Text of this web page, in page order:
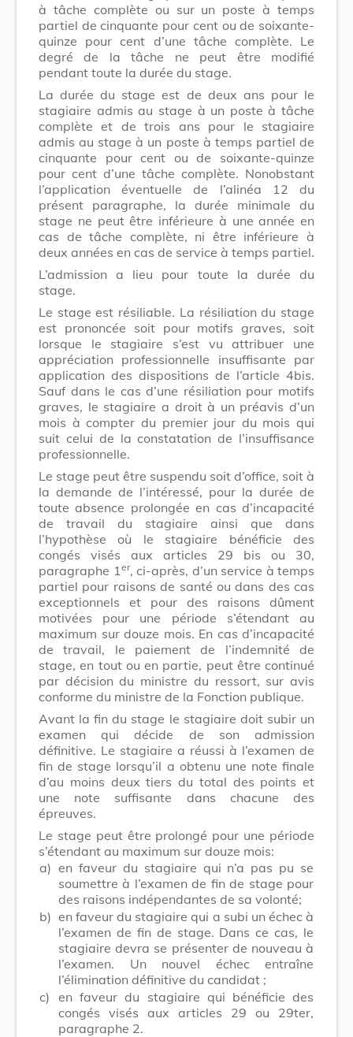
à tâche complète ou sur un poste à temps
partiel de cinquante pour cent ou de soixante-
quinze pour cent d’une tâche complète. Le
degré de la tâche ne peut être modifié
pendant toute la durée du stage.
La durée du stage est de deux ans pour le
stagiaire admis au stage à un poste à tâche
complète et de trois ans pour le stagiaire
admis au stage à un poste à temps partiel de
cinquante pour cent ou de soixante-quinze
pour cent d’une tâche complète. Nonobstant
l’application éventuelle de l’alinéa 12 du
présent paragraphe, la durée minimale du
stage ne peut être inférieure à une année en
cas de tâche complète, ni être inférieure à
deux années en cas de service à temps partiel.
L’admission a lieu pour toute la durée du
stage.
Le stage est résiliable. La résiliation du stage
est prononcée soit pour motifs graves, soit
lorsque le stagiaire s’est vu attribuer une
appréciation professionnelle insuffisante par
application des dispositions de l’article 4bis.
Sauf dans le cas d’une résiliation pour motifs
graves, le stagiaire a droit à un préavis d’un
mois à compter du premier jour du mois qui
suit celui de la constatation de l’insuffisance
professionnelle.
Le stage peut être suspendu soit d’office, soit à
la demande de l’intéressé, pour la durée de
toute absence prolongée en cas d’incapacité
de travail du stagiaire ainsi que dans
l’hypothèse où le stagiaire bénéficie des
congés visés aux articles 29 bis ou 30,
paragraphe 1 er, ci-après, d’un service à temps
partiel pour raisons de santé ou dans des cas
exceptionnels et pour des raisons dûment
motivées pour une période s’étendant au
maximum sur douze mois. En cas d’incapacité
de travail, le paiement de l’indemnité de
stage, en tout ou en partie, peut être continué
par décision du ministre du ressort, sur avis
conforme du ministre de la Fonction publique.
Avant la fin du stage le stagiaire doit subir un
examen qui décide de son admission
définitive. Le stagiaire a réussi à l’examen de
fin de stage lorsqu’il a obtenu une note finale
d’au moins deux tiers du total des points et
une note suffisante dans chacune des
épreuves.
Le stage peut être prolongé pour une période
s’étendant au maximum sur douze mois:
a) en faveur du stagiaire qui n’a pas pu se
soumettre à l’examen de fin de stage pour
des raisons indépendantes de sa volonté;
b) en faveur du stagiaire qui a subi un échec à
l’examen de fin de stage. Dans ce cas, le
stagiaire devra se présenter de nouveau à
l’examen. Un nouvel échec entraîne
l’élimination définitive du candidat ;
c) en faveur du stagiaire qui bénéficie des
congés visés aux articles 29 ou 29ter,
paragraphe 2.